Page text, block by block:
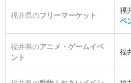
福井県のフリーマーケット
福
ベ
福井県のアニメ・ゲームイベ
ント
福